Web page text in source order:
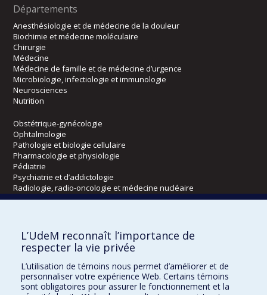
Départements
Anesthésiologie et de médecine de la douleur
Biochimie et médecine moléculaire
Chirurgie
Médecine
Médecine de famille et de médecine d’urgence
Microbiologie, infectiologie et immunologie
Neurosciences
Nutrition
Obstétrique-gynécologie
Ophtalmologie
Pathologie et biologie cellulaire
Pharmacologie et physiologie
Pédiatrie
Psychiatrie et d’addictologie
Radiologie, radio-oncologie et médecine nucléaire
Écoles
Kinésiologie et des sciences de l’activité physique
Orthophonie et audiologie
Réadaptation
L’UdeM reconnaît l’importance de
respecter la vie privée
L’utilisation de témoins nous permet d’améliorer et de
personnaliser votre expérience Web. Certains témoins
sont obligatoires pour assurer le fonctionnement et la